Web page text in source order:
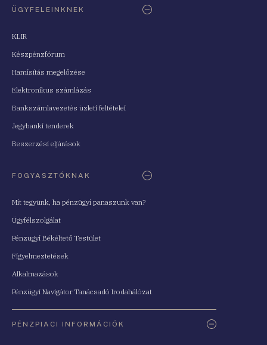
ÜGYFELEINKNEK
KLIR
Készpénzfórum
Hamisítás megelőzése
Elektronikus számlázás
Bankszámlavezetés üzleti feltételei
Jegybanki tenderek
Beszerzési eljárások
FOGYASZTÓKNAK
Mit tegyünk, ha pénzügyi panaszunk van?
Ügyfélszolgálat
Pénzügyi Békéltető Testület
Figyelmeztetések
Alkalmazások
Pénzügyi Navigátor Tanácsadó Irodahálózat
PÉNZPIACI INFORMÁCIÓK